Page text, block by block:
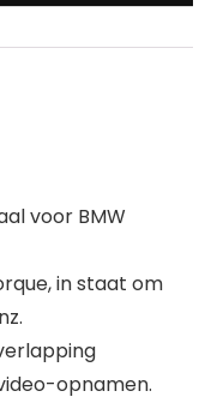
voor BMW
in staat om
opnamen.